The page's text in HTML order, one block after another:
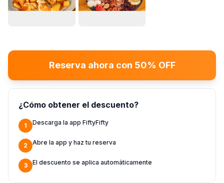
Reserva ahora con 50% OFF
¿Cómo obtener el descuento?
1 Descarga la app FiftyFifty
2 Abre la app y haz tu reserva
3 El descuento se aplica automáticamente